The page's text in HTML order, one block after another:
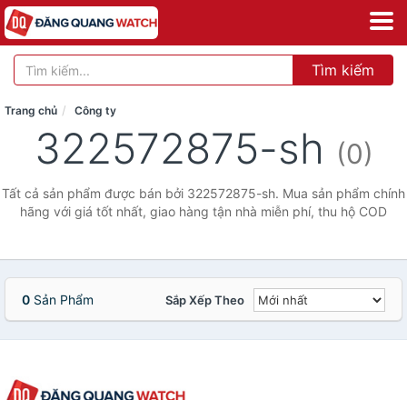
Tìm kiếm
Trang chủ Công ty
322572875-sh (0)
Tất cả sản phẩm được bán bởi 322572875-sh. Mua sản phẩm chính
hãng với giá tốt nhất, giao hàng tận nhà miễn phí, thu hộ COD
0 Sản Phẩm Sắp Xếp Theo